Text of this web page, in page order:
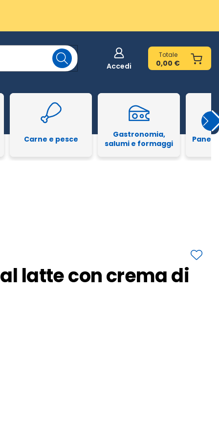
Accedi
Totale
0,00 €
Carne e pesce
Gastronomia,
salumi e formaggi
Pane
latte con crema di